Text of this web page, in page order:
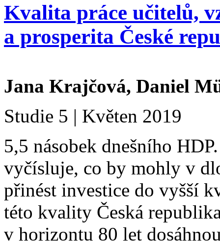
Kvalita práce učitelů,
a prosperita České
Jana Krajčová, Daniel M
Studie 5 | Květen 2019
5,5 násobek dnešního
vyčísluje, co by mohly v
přinést investice do vyšší
této kvality Česká
v horizontu 80 let